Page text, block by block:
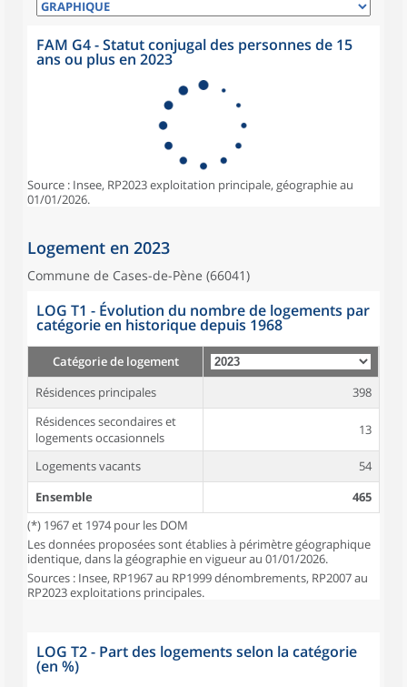
FAM G4 - Statut conjugal des personnes de 15
ans ou plus en 2023
Source : Insee, RP2023 exploitation principale, géographie au
01/01/2026.
Logement en 2023
Commune de Cases-de-Pène (66041)
LOG T1 - Évolution du nombre de logements par
catégorie en historique depuis 1968
Catégorie de logement
Résidences principales
398
Résidences secondaires et
logements occasionnels
13
Logements vacants
54
Ensemble
465
(*) 1967 et 1974 pour les DOM
Les données proposées sont établies à périmètre géographique
identique, dans la géographie en vigueur au 01/01/2026.
Sources : Insee, RP1967 au RP1999 dénombrements, RP2007 au
RP2023 exploitations principales.
LOG T2 - Part des logements selon la catégorie
(en %)